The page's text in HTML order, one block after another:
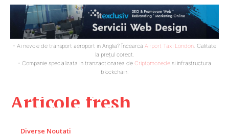
Articole fresh
Diverse Noutati
- Ai nevoie de transport aeroport in Anglia? Încearcă Airport Taxi London. Calitate
la prețul corect.
- Companie specializata in tranzactionarea de Criptomonede si infrastructura
blockchain.